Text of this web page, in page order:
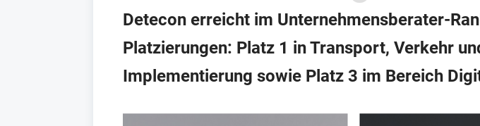
Detecon erreicht im Unternehmensberater-
Platzierungen: Platz 1 in Transport, Verkehr
Implementierung sowie Platz 3 im Bereich